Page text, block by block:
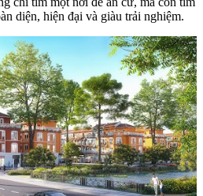
diện, hiện đại và giàu trải nghiệm.